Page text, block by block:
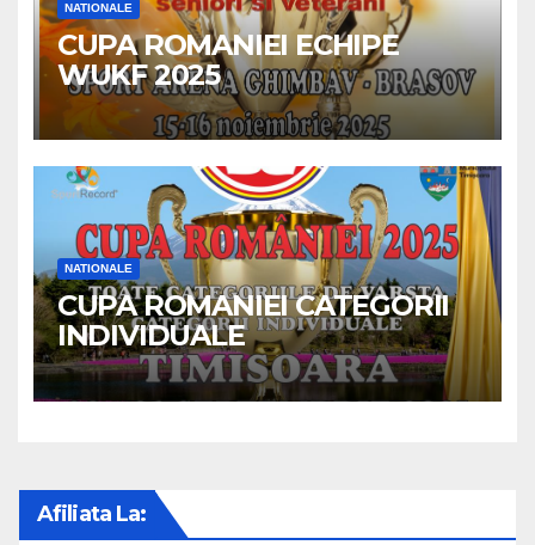
NATIONALE
CUPA ROMANIEI ECHIPE
WUKF 2025
NATIONALE
CUPA ROMANIEI CATEGORII
INDIVIDUALE
Afiliata La: